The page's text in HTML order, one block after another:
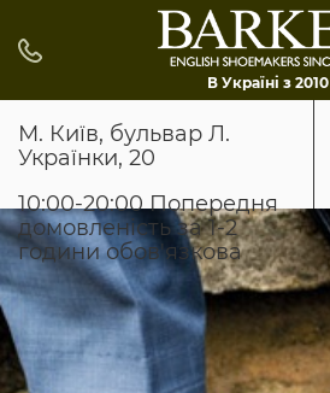
В Україні з 2010
М. Київ, бульвар Л.
Українки, 20
10:00-20:00 Попередня
домовленість за 1-2
години обов'язкова